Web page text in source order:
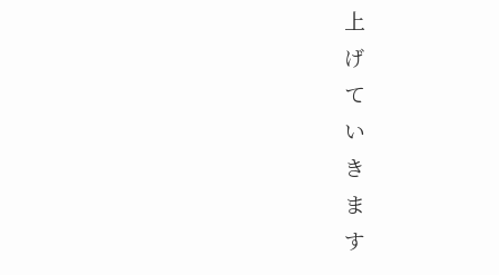
上
げ
て
い
き
ま
す